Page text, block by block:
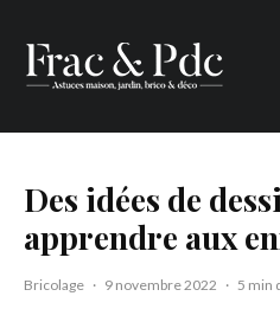
Des idées de
apprendre aux
Bricolage · 9 novembre 2022 · 5 min